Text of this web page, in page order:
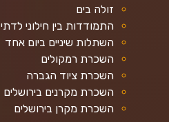
זולה בים
התמודדות בין חילוני לדתי
השתלות שיניים ביום אחד
השכרת רמקולים
השכרת ציוד הגברה
השכרת מקרנים בירושלים
השכרת מקרן בירושלים